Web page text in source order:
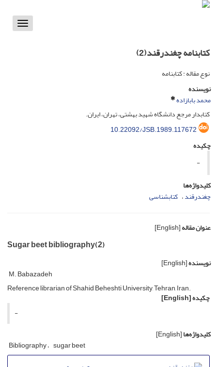
Toggle
کتابنامه چغندرقند(2)
نوع مقاله : کتابنامه
نویسنده
محمد بابازاده
کتابدار مرجع دانشگاه شهید بهشتی، تهران، ایران.
10.22092/JSB.1989.117672
چکیده
-
کلیدواژه‌ها
چغندرقند کتابشناسی
عنوان مقاله[English]
Sugar beet bibliography(2)
نویسنده[English]
M. Babazadeh
Reference librarian of Shahid Beheshti University, Tehran, Iran.
چکیده[English]
-
کلیدواژه‌ها[English]
Bibliography sugar beet